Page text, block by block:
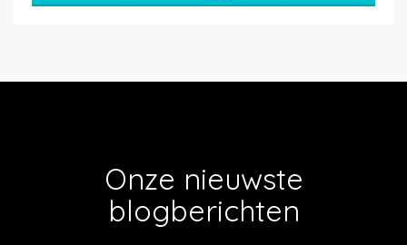
Onze nieuwste
blogberichten